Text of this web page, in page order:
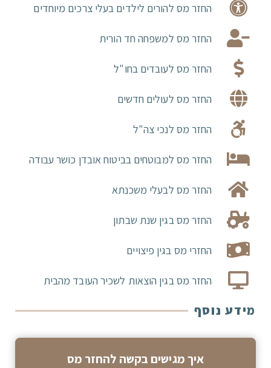
החזר מס להורים לילדים בעלי צרכים מיוחדים
החזר מס למשפחה חד הורית
החזר מס לעובדים בחו"ל
החזר מס לעולים חדשים
החזר מס לנכי צה"ל
החזר מס למבוטחים בביטוח אובדן כושר עבודה
החזר מס לבעלי משכנתא
החזר מס בגין שנת שבתון
החזרי מס בגין פיצויים
החזר מס בגין הוצאות לשכיר העובד מהבית
מידע נוסף
איך מגישים בקשה להחזר מס